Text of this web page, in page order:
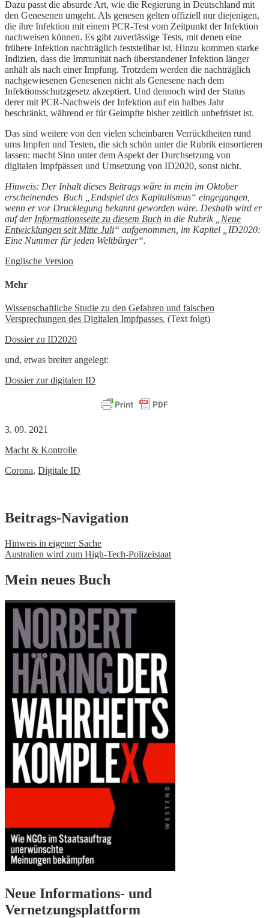
Dazu passt die absurde Art, wie die Regierung in Deutschland mit
den Genesenen umgeht. Als genesen gelten offiziell nur diejenigen,
die ihre Infektion mit einem PCR-Test vom Zeitpunkt der Infektion
nachweisen können. Es gibt zuverlässige Tests, mit denen eine
frühere Infektion nachträglich feststellbar ist. Hinzu kommen starke
Indizien, dass die Immunität nach überstandener Infektion länger
anhält als nach einer Impfung. Trotzdem werden die nachträglich
nachgewiesenen Genesenen nicht als Genesene nach dem
Infektionsschutzgesetz akzeptiert. Und dennoch wird der Status
derer mit PCR-Nachweis der Infektion auf ein halbes Jahr
beschränkt, während er für Geimpfte bisher zeitlich unbefristet ist.
Das sind weitere von den vielen scheinbaren Verrücktheiten rund
ums Impfen und Testen, die sich schön unter die Rubrik einsortieren
lassen: macht Sinn unter dem Aspekt der Durchsetzung von
digitalen Impfpässen und Umsetzung von ID2020, sonst nicht.
Hinweis: Der Inhalt dieses Beitrags wäre in mein im Oktober
erscheinendes Buch „Endspiel des Kapitalismus“ eingegangen,
wenn er vor Drucklegung bekannt geworden wäre. Deshalb wird er
auf der Informationsseite zu diesem Buch in die Rubrik „ Neue
Entwicklungen seit Mitte Juli“ aufgenommen, im Kapitel „ID2020:
Eine Nummer für jeden Weltbürger“.
Englische Version
Mehr
Wissenschaftliche Studie zu den Gefahren und falschen
Versprechungen des Digitalen Impfpasses. (Text folgt)
Dossier zu ID2020
und, etwas breiter angelegt:
Dossier zur digitalen ID
3. 09. 2021
Macht & Kontrolle
Corona, Digitale ID
Beitrags-Navigation
Hinweis in eigener Sache
Australien wird zum High-Tech-Polizeistaat
Mein neues Buch
Neue Informations- und
Vernetzungsplattform